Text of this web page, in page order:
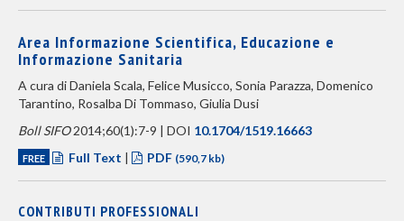
Area Informazione Scientifica, Educazione e
Informazione Sanitaria
A cura di Daniela Scala, Felice Musicco, Sonia Parazza, Domenico
Tarantino, Rosalba Di Tommaso, Giulia Dusi
Boll SIFO2014;60(1):7-9 | DOI 10.1704/1519.16663
FREE Full Text | PDF (590,7 kb)
CONTRIBUTI PROFESSIONALI